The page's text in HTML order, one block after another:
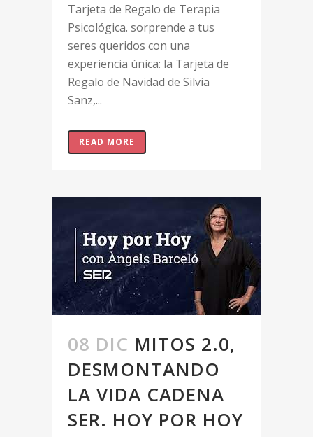
Tarjeta de Regalo de Terapia
Psicológica. sorprende a tus
seres queridos con una
experiencia única: la Tarjeta de
Regalo de Navidad de Silvia
Sanz,...
READ MORE
08 DIC MITOS 2.0,
DESMONTANDO
LA VIDA CADENA
SER. HOY POR HOY